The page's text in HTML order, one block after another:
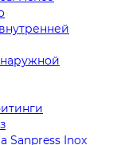
Sanpress Inox